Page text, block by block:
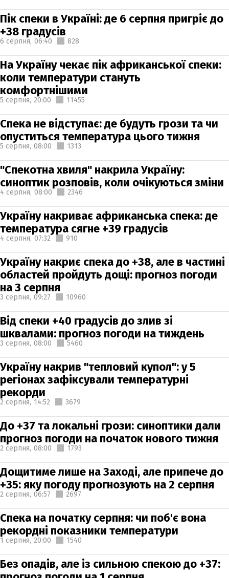
Пік спеки в Україні: де 6 серпня пригріє до
+38 градусів
6 серпня, 06:40 828
На Україну чекає пік африканської спеки:
коли температури стануть
комфортнішими
5 серпня, 20:00 11455
Спека не відступає: де будуть грози та чи
опуститься температура цього тижня
5 серпня, 08:00 1313
"Спекотна хвиля" накрила Україну:
синоптик розповів, коли очікуються зміни
4 серпня, 08:00 2346
Україну накриває африканська спека: де
температура сягне +39 градусів
4 серпня, 07:32 910
Україну накриє спека до +38, але в частині
областей пройдуть дощі: прогноз погоди
на 3 серпня
3 серпня, 09:27 10960
Від спеки +40 градусів до злив зі
шквалами: прогноз погоди на тиждень
3 серпня, 08:00 5460
Україну накрив "тепловий купол": у 5
регіонах зафіксували температурні
рекорди
2 серпня, 14:52 3679
До +37 та локальні грози: синоптики дали
прогноз погоди на початок нового тижня
2 серпня, 08:00 1793
Дощитиме лише на Заході, але припече до
+35: яку погоду прогнозують на 2 серпня
2 серпня, 06:57 2697
Спека на початку серпня: чи поб'є вона
рекордні показники температури
1 серпня, 20:00 1540
Без опадів, але із сильною спекою до +37: